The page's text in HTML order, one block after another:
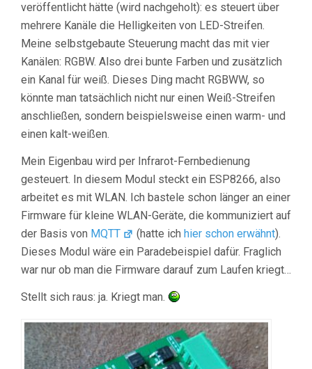
veröffentlicht hätte (wird nachgeholt): es steuert über
mehrere Kanäle die Helligkeiten von LED-Streifen.
Meine selbstgebaute Steuerung macht das mit vier
Kanälen: RGBW. Also drei bunte Farben und zusätzlich
ein Kanal für weiß. Dieses Ding macht RGBWW, so
könnte man tatsächlich nicht nur einen Weiß-Streifen
anschließen, sondern beispielsweise einen warm- und
einen kalt-weißen.
Mein Eigenbau wird per Infrarot-Fernbedienung
gesteuert. In diesem Modul steckt ein ESP8266, also
arbeitet es mit WLAN. Ich bastele schon länger an einer
Firmware für kleine WLAN-Geräte, die kommuniziert auf
der Basis von MQTT (hatte ichhier schon erwähnt).
Dieses Modul wäre ein Paradebeispiel dafür. Fraglich
war nur ob man die Firmware darauf zum Laufen kriegt…
Stellt sich raus: ja. Kriegt man.